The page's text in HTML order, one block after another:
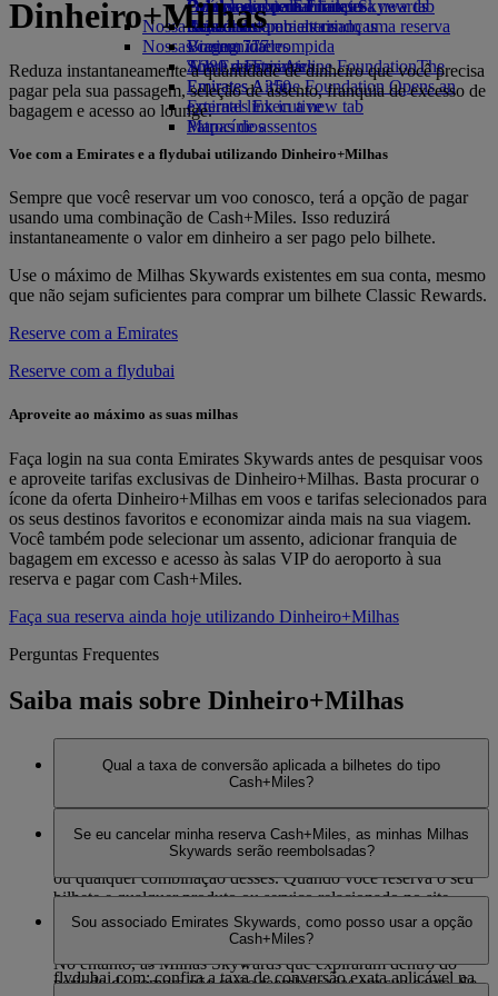
Opens an external link in a new tab
Drinks
Nossa frota
Boeing 777
A380 da Emirates
Emirates A350
Emirates Executive
Mapas de assentos
Brinquedos para crianças
Atividades para as crianças
Política ambiental
Relatórios ambientais
Nossas comunidades
The Emirates Airline FoundationThe
Emirates Airline Foundation Opens an
external link in a new tab
Patrocínios
Fazer login no Emirates Skywards
Skywards+
Celular e app da Emirates
Cancelando ou alterando uma reserva
Viagem interrompida
Sobre a Emirates
Dinheiro+Milhas
Reduza instantaneamente a quantidade de dinheiro que você precisa
pagar pela sua passagem, seleção de assento, franquia de excesso de
bagagem e acesso ao lounge.
Voe com a Emirates e a flydubai utilizando Dinheiro+Milhas
Sempre que você reservar um voo conosco, terá a opção de pagar
usando uma combinação de Cash+Miles. Isso reduzirá
instantaneamente o valor em dinheiro a ser pago pelo bilhete.
Use o máximo de Milhas Skywards existentes em sua conta, mesmo
que não sejam suficientes para comprar um bilhete Classic Rewards.
Reserve com a Emirates
Reserve com a flydubai
Aproveite ao máximo as suas milhas
Faça login na sua conta Emirates Skywards antes de pesquisar voos
e aproveite tarifas exclusivas de Dinheiro+Milhas. Basta procurar o
ícone da oferta Dinheiro+Milhas em voos e tarifas selecionados para
os seus destinos favoritos e economizar ainda mais na sua viagem.
Você também pode selecionar um assento, adicionar franquia de
bagagem em excesso e acesso às salas VIP do aeroporto à sua
reserva e pagar com Cash+Miles.
Faça sua reserva ainda hoje utilizando Dinheiro+Milhas
Perguntas Frequentes
Saiba mais sobre Dinheiro+Milhas
Qual a taxa de conversão aplicada a bilhetes do tipo
Cash+Miles?
variar para cada origem, destino, ponto de venda, código de
voo, data, temporada, tarifa, cabine, categoria, canais Emirates
ou qualquer combinação desses. Quando você reserva o seu
bilhete e qualquer produto ou serviço relacionado no site
emirates.com, você verá a taxa de conversão exata que será
aplicada na página de pagamento. Para a opção Cash+Miles
flydubai.com; confira a taxa de conversão exata aplicável na
Se eu cancelar minha reserva Cash+Miles, as minhas Milhas
Skywards serão reembolsadas?
cancelar uma reserva que pagou usando Cash+Miles.
No entanto, as Milhas Skywards que expiraram dentro do
período de compra não serão reembolsadas em sua conta. Se
Sou associado Emirates Skywards, como posso usar a opção
Cash+Miles?